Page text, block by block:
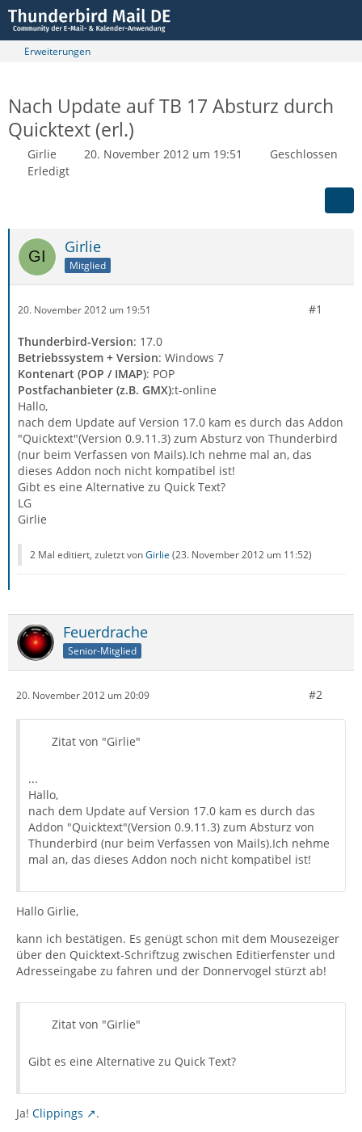
Erweiterungen
Nach Update auf TB 17 Absturz durch
Quicktext (erl.)
Girlie 20. November 2012 um 19:51
Geschlossen
Erledigt
Girlie
Mitglied
20. November 2012 um 19:51 #1
Thunderbird-Version: 17.0
Betriebssystem + Version: Windows 7
Kontenart (POP / IMAP): POP
Postfachanbieter (z.B. GMX):t-online
Hallo,
nach dem Update auf Version 17.0 kam es durch das Addon
"Quicktext"(Version 0.9.11.3) zum Absturz von Thunderbird
(nur beim Verfassen von Mails).Ich nehme mal an, das
dieses Addon noch nicht kompatibel ist!
Gibt es eine Alternative zu Quick Text?
LG
Girlie
2 Mal editiert, zuletzt vonGirlie (23. November 2012 um 11:52)
Feuerdrache
Senior-Mitglied
20. November 2012 um 20:09 #2
Zitat von "Girlie"
...
Hallo,
nach dem Update auf Version 17.0 kam es durch das
Addon "Quicktext"(Version 0.9.11.3) zum Absturz von
Thunderbird (nur beim Verfassen von Mails).Ich nehme
mal an, das dieses Addon noch nicht kompatibel ist!
Hallo Girlie,
kann ich bestätigen. Es genügt schon mit dem Mousezeiger
über den Quicktext-Schriftzug zwischen Editierfenster und
Adresseingabe zu fahren und der Donnervogel stürzt ab!
Zitat von "Girlie"
Gibt es eine Alternative zu Quick Text?
Ja! Clippings
.